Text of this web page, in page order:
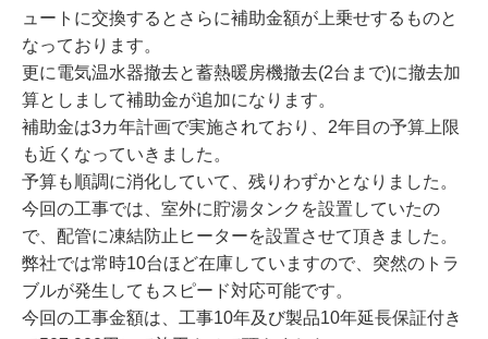
ュートに交換するとさらに補助金額が上乗せするものと
なっております。
更に電気温水器撤去と蓄熱暖房機撤去(2台まで)に撤去加
算としまして補助金が追加になります。
補助金は3カ年計画で実施されており、2年目の予算上限
も近くなっていきました。
予算も順調に消化していて、残りわずかとなりました。
今回の工事では、室外に貯湯タンクを設置していたの
で、配管に凍結防止ヒーターを設置させて頂きました。
弊社では常時10台ほど在庫していますので、突然のトラ
ブルが発生してもスピード対応可能です。
今回の工事金額は、工事10年及び製品10年延長保証付き